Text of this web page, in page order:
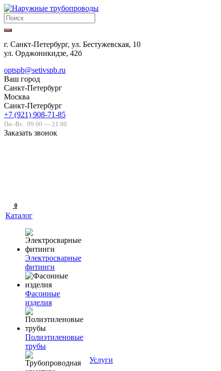
г. Санкт-Петербург, ул. Бестужевская, 10
ул. Орджоникидзе, 42б
optspb@setivspb.ru
Ваш город
Санкт-Петербург
Москва
Санкт-Петербург
+7 (921) 908-71-85
Пн.-Вс. 09.00 — 21.00
Заказать звонок
0
Каталог
Электросварные
фитинги
Фасонные
изделия
Полиэтиленовые
трубы
Услуги